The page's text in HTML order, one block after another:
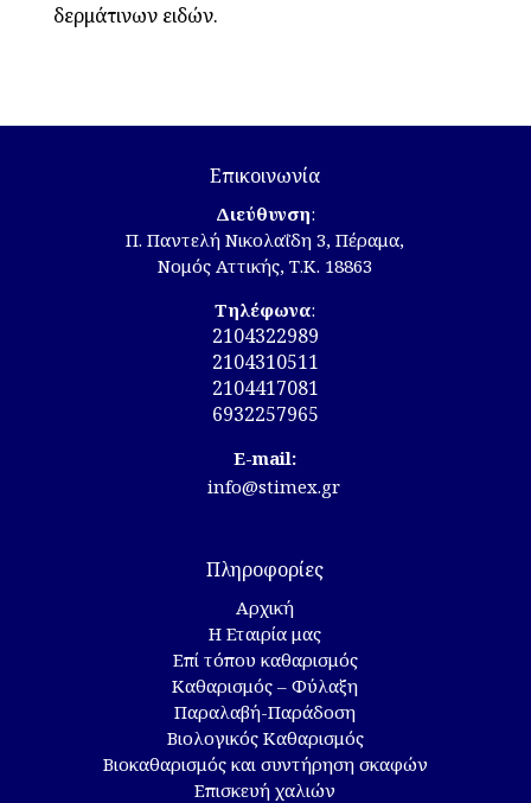
δερμάτινων ειδών.
Επικοινωνία
Διεύθυνση:
Π. Παντελή Νικολαΐδη 3, Πέραμα,
Νομός Αττικής, Τ.Κ. 18863
Τηλέφωνα:
2104322989
2104310511
2104417081
6932257965
E-mail:
info@stimex.gr
Πληροφορίες
Αρχική
Η Εταιρία μας
Επί τόπου καθαρισμός
Καθαρισμός – Φύλαξη
Παραλαβή-Παράδοση
Βιολογικός Καθαρισμός
Βιοκαθαρισμός και συντήρηση σκαφών
Επισκευή χαλιών